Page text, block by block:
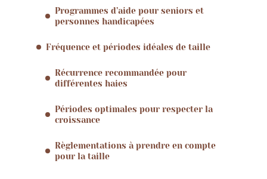
Programmes d’aide pour seniors et
personnes handicapées
Fréquence et périodes idéales de taille
Récurrence recommandée pour
différentes haies
Périodes optimales pour respecter la
croissance
Règlementations à prendre en compte
pour la taille